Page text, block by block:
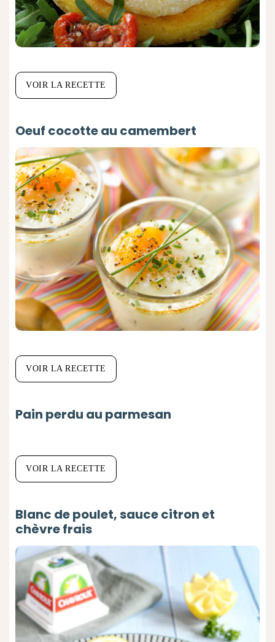
VOIR LA RECETTE
Oeuf cocotte au camembert
VOIR LA RECETTE
Pain perdu au parmesan
VOIR LA RECETTE
Blanc de poulet, sauce citron et
chèvre frais